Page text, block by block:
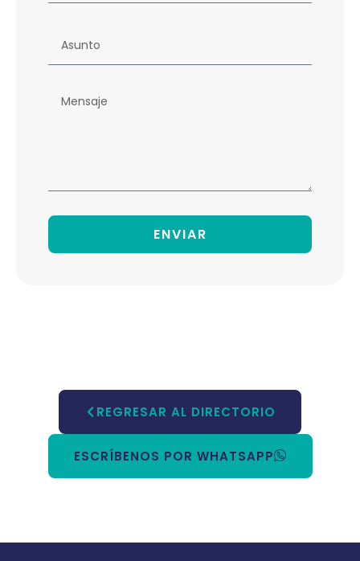
ENVIAR
REGRESAR AL DIRECTORIO
ESCRÍBENOS POR WHATSAPP